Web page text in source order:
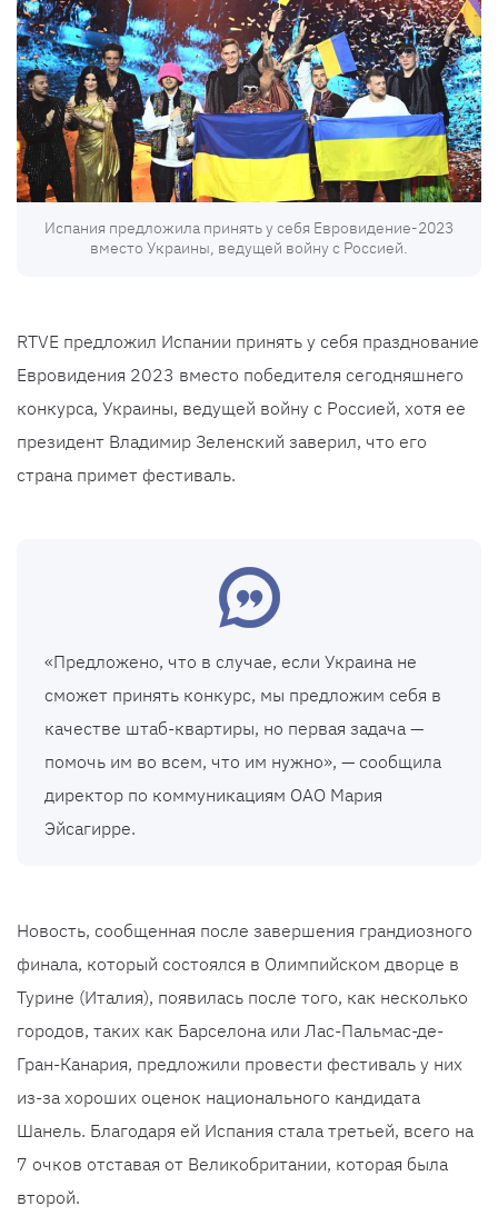
Испания предложила принять у себя Евровидение-2023
вместо Украины, ведущей войну с Россией.
RTVE предложил Испании принять у себя празднование
Евровидения 2023 вместо победителя сегодняшнего
конкурса, Украины, ведущей войну с Россией, хотя ее
президент Владимир Зеленский заверил, что его
страна примет фестиваль.
«Предложено, что в случае, если Украина не
сможет принять конкурс, мы предложим себя в
качестве штаб-квартиры, но первая задача —
помочь им во всем, что им нужно», — сообщила
директор по коммуникациям ОАО Мария
Эйсагирре.
Новость, сообщенная после завершения грандиозного
финала, который состоялся в Олимпийском дворце в
Турине (Италия), появилась после того, как несколько
городов, таких как Барселона или Лас-Пальмас-де-
Гран-Канария, предложили провести фестиваль у них
из-за хороших оценок национального кандидата
Шанель. Благодаря ей Испания стала третьей, всего на
7 очков отставая от Великобритании, которая была
второй.